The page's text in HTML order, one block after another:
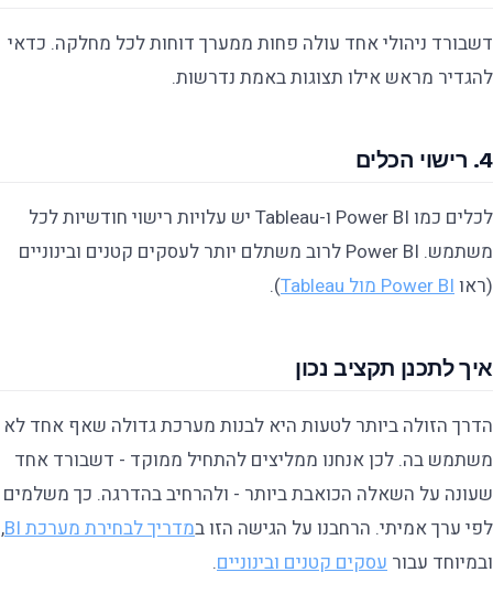
דשבורד ניהולי אחד עולה פחות ממערך דוחות לכל מחלקה. כדאי
להגדיר מראש אילו תצוגות באמת נדרשות.
4. רישוי הכלים
לכלים כמו Power BI ו-Tableau יש עלויות רישוי חודשיות לכל
משתמש. Power BI לרוב משתלם יותר לעסקים קטנים ובינוניים
(ראוPower BI מול Tableau ).
איך לתכנן תקציב נכון
הדרך הזולה ביותר לטעות היא לבנות מערכת גדולה שאף אחד לא
משתמש בה. לכן אנחנו ממליצים להתחיל ממוקד - דשבורד אחד
שעונה על השאלה הכואבת ביותר - ולהרחיב בהדרגה. כך משלמים
לפי ערך אמיתי. הרחבנו על הגישה הזו במדריך לבחירת מערכת BI ,
ובמיוחד עבור עסקים קטנים ובינוניים.